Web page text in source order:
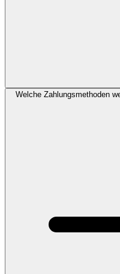
Welche Zahlungsmethoden